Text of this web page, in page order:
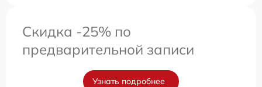
Скидка -25% по
предварительной записи
Узнать подробнее